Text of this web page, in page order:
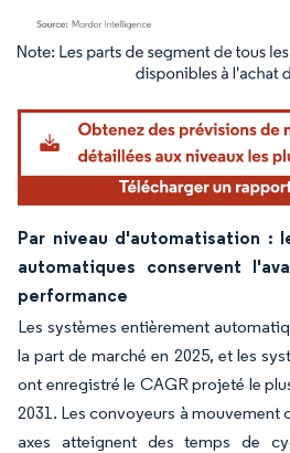
Image © Mordor Intelligence. La réutilisation
Par niveau d'automatisation :
automatiques conservent
performance
Les systèmes entièrement
la part de marché en 2025, et les
ont enregistré le CAGR projeté le
2031. Les convoyeurs à mouvement
axes atteignent des temps de